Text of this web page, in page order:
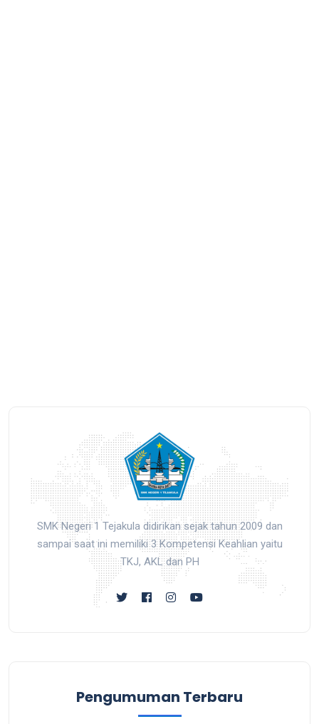
SMK Negeri 1 Tejakula didirikan sejak tahun 2009 dan
sampai saat ini memiliki 3 Kompetensi Keahlian yaitu
TKJ, AKL dan PH
Pengumuman Terbaru